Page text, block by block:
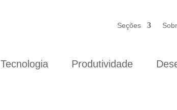
Seções
Tecnologia Produtividade